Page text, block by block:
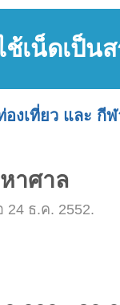
ช้เน็ดเป็น
องเที่ยว และ กี
าศาล
24 ธ.ค. 2552.